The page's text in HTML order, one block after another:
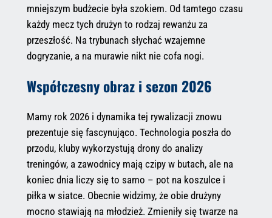
mniejszym budżecie była szokiem. Od tamtego czasu
każdy mecz tych drużyn to rodzaj rewanżu za
przeszłość. Na trybunach słychać wzajemne
dogryzanie, a na murawie nikt nie cofa nogi.
Współczesny obraz i sezon 2026
Mamy rok 2026 i dynamika tej rywalizacji znowu
prezentuje się fascynująco. Technologia poszła do
przodu, kluby wykorzystują drony do analizy
treningów, a zawodnicy mają czipy w butach, ale na
koniec dnia liczy się to samo – pot na koszulce i
piłka w siatce. Obecnie widzimy, że obie drużyny
mocno stawiają na młodzież. Zmieniły się twarze na